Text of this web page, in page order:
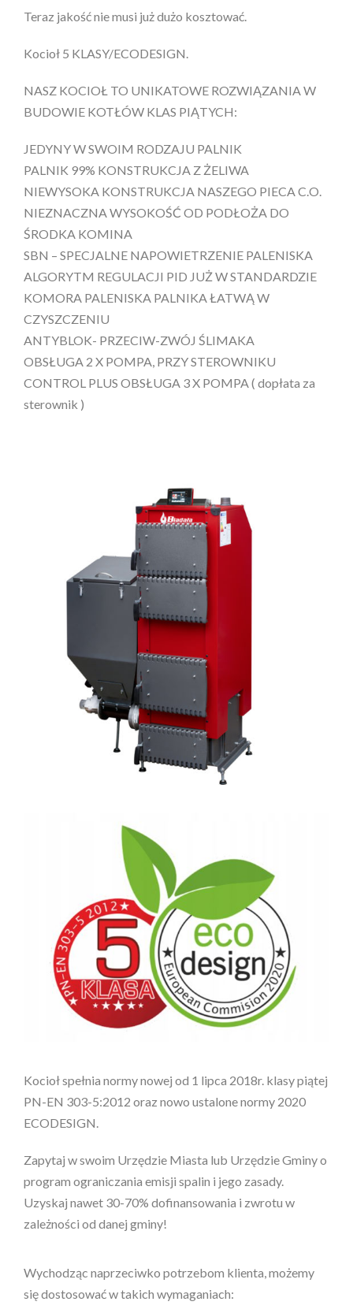
Teraz jakość nie musi już dużo kosztować.
Kocioł 5 KLASY/ECODESIGN.
NASZ KOCIOŁ TO UNIKATOWE ROZWIĄZANIA W
BUDOWIE KOTŁÓW KLAS PIĄTYCH:
JEDYNY W SWOIM RODZAJU PALNIK
PALNIK 99% KONSTRUKCJA Z ŻELIWA
NIEWYSOKA KONSTRUKCJA NASZEGO PIECA C.O.
NIEZNACZNA WYSOKOŚĆ OD PODŁOŻA DO
ŚRODKA KOMINA
SBN – SPECJALNE NAPOWIETRZENIE PALENISKA
ALGORYTM REGULACJI PID JUŻ W STANDARDZIE
KOMORA PALENISKA PALNIKA ŁATWĄ W
CZYSZCZENIU
ANTYBLOK- PRZECIW-ZWÓJ ŚLIMAKA
OBSŁUGA 2 X POMPA, PRZY STEROWNIKU
CONTROL PLUS OBSŁUGA 3 X POMPA ( dopłata za
sterownik )
Kocioł spełnia normy nowej od 1 lipca 2018r. klasy piątej
PN-EN 303-5:2012 oraz nowo ustalone normy 2020
ECODESIGN.
Zapytaj w swoim Urzędzie Miasta lub Urzędzie Gminy o
program ograniczania emisji spalin i jego zasady.
Uzyskaj nawet 30-70% dofinansowania i zwrotu w
zależności od danej gminy!
Wychodząc naprzeciwko potrzebom klienta, możemy
się dostosować w takich wymaganiach: